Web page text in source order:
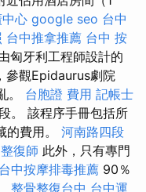
心 google seo 台中
台中推拿推薦 台中 按
匈牙利工程師設計的
參觀Epidaurus劇院
。 台胞證 費用 記帳士
。 該程序手冊包括所
的費用。 河南路四段
整復師 此外，只有專門
台中按摩排毒推薦 90％
整骨整復台中 台中運